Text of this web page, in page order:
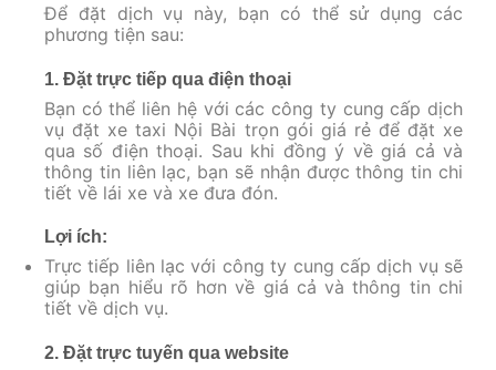
Để đặt dịch vụ này, bạn có thể sử dụng các
phương tiện sau:
1. Đặt trực tiếp qua điện thoại
Bạn có thể liên hệ với các công ty cung cấp dịch
vụ đặt xe taxi Nội Bài trọn gói giá rẻ để đặt xe
qua số điện thoại. Sau khi đồng ý về giá cả và
thông tin liên lạc, bạn sẽ nhận được thông tin chi
tiết về lái xe và xe đưa đón.
Lợi ích:
Trực tiếp liên lạc với công ty cung cấp dịch vụ sẽ
giúp bạn hiểu rõ hơn về giá cả và thông tin chi
tiết về dịch vụ.
2. Đặt trực tuyến qua website